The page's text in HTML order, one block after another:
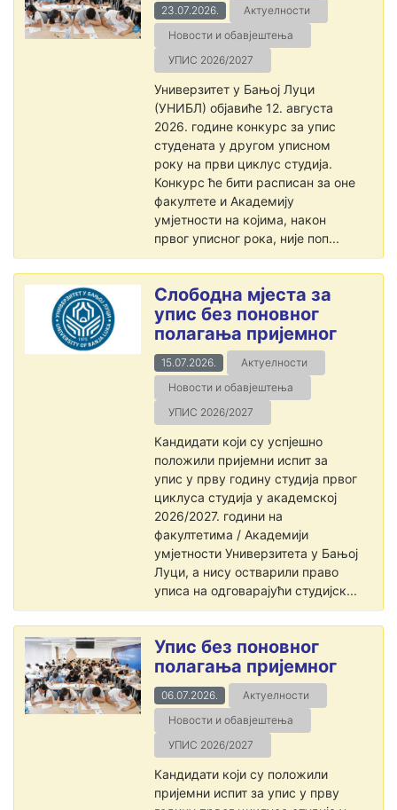
23.07.2026.
Актуелности
Новости и обавјештења
УПИС 2026/2027
Универзитет у Бањој Луци
(УНИБЛ) објавиће 12. августа
2026. године конкурс за упис
студената у другом уписном
року на први циклус студија.
Конкурс ће бити расписан за оне
факултете и Академију
умјетности на којима, након
првог уписног рока, није поп...
Слободна мјеста за
упис без поновног
полагања пријемног
15.07.2026.
Актуелности
Новости и обавјештења
УПИС 2026/2027
Кандидати који су успјешно
положили пријемни испит за
упис у прву годину студија првог
циклуса студија у академској
2026/2027. години на
факултетима / Академији
умјетности Универзитета у Бањој
Луци, а нису остварили право
уписа на одговарајући студијск...
Упис без поновног
полагања пријемног
06.07.2026.
Актуелности
Новости и обавјештења
УПИС 2026/2027
Кандидати који су положили
пријемни испит за упис у прву